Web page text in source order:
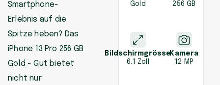
Smartphone-
Erlebnis auf die
Spitze heben? Das
iPhone 13 Pro 256 GB
Gold - Gut bietet
nicht nur
Gold
256 GB
Bildschirmgrösse
6.1 Zoll
Kamera
12 MP